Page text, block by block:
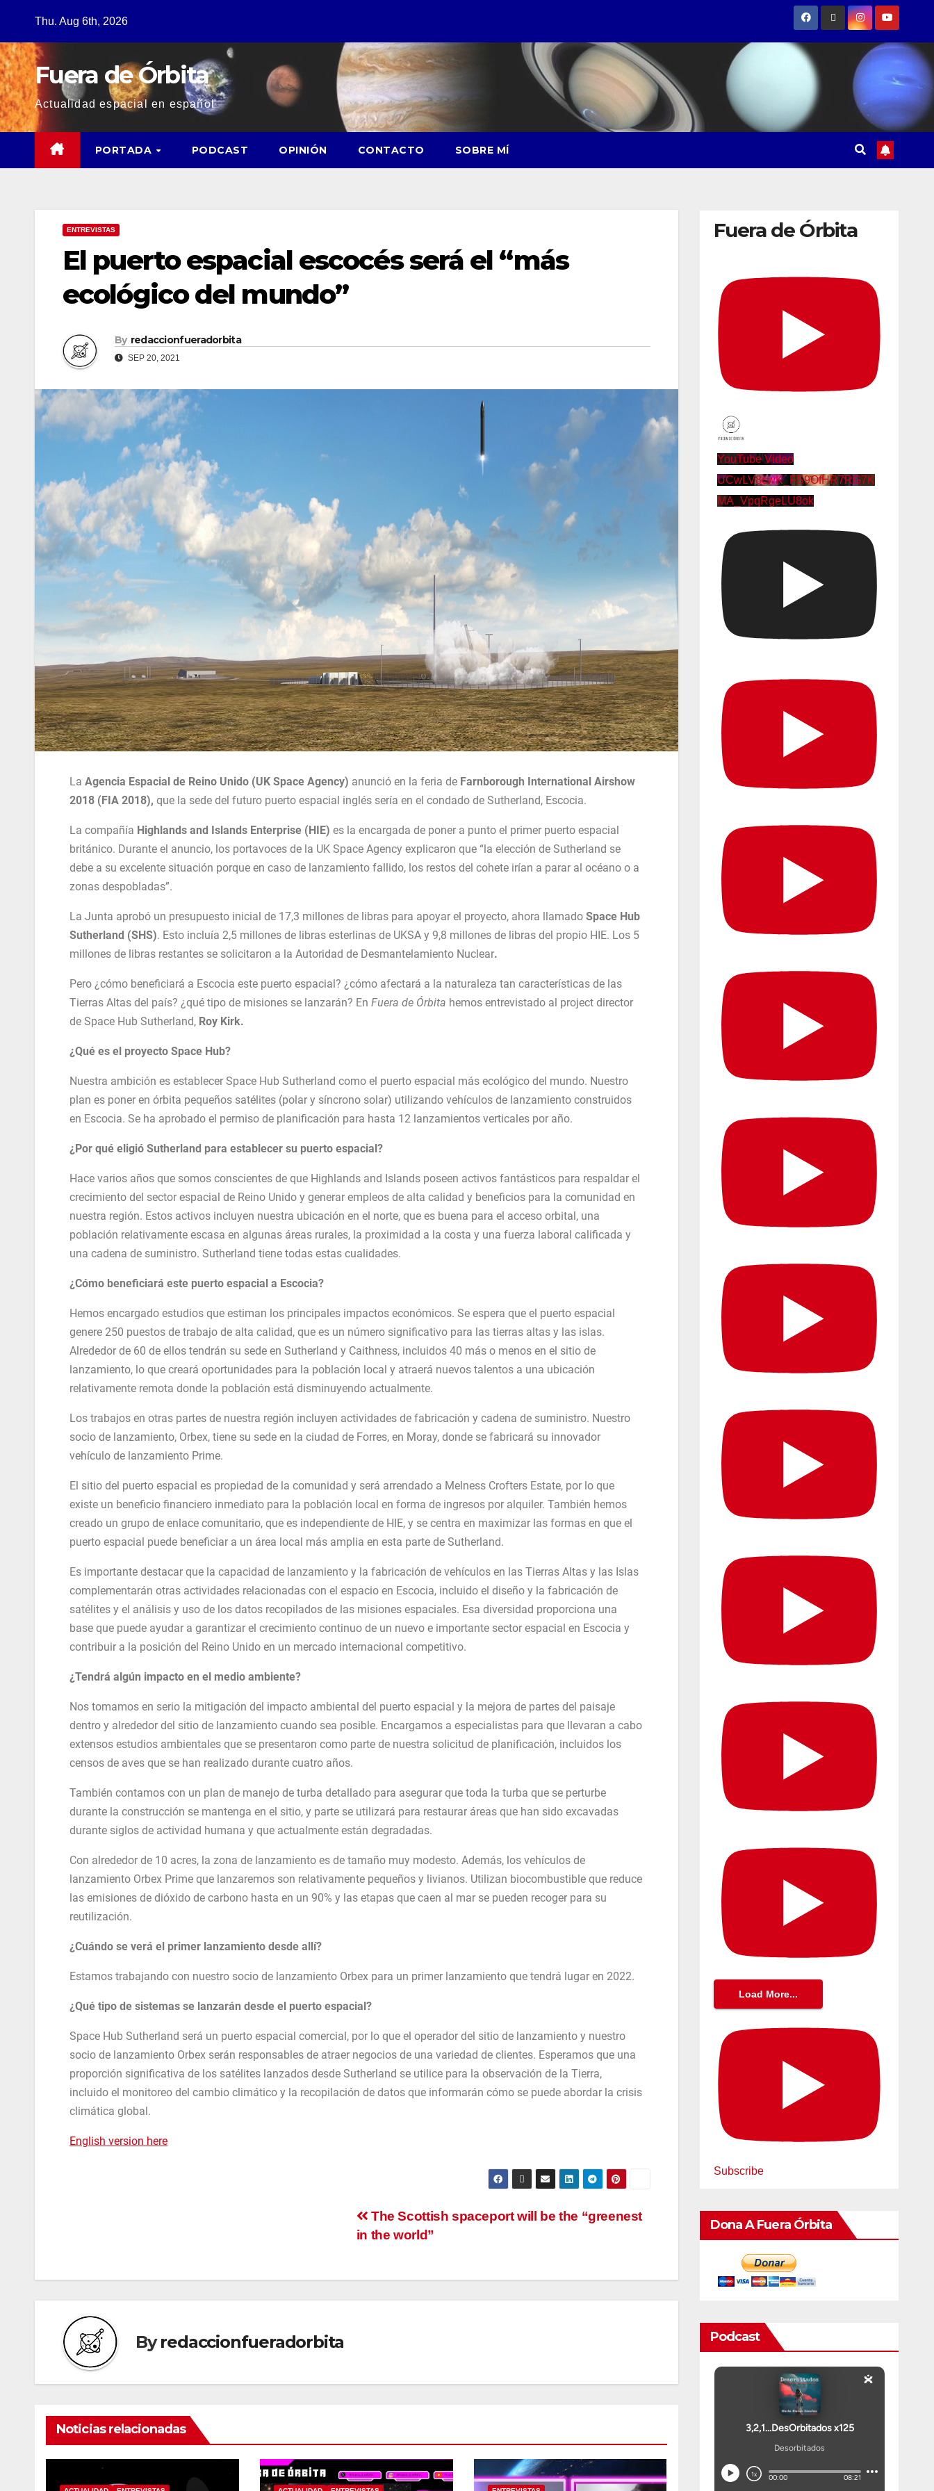
Thu. Aug 6th, 2026
Fuera de Órbita
Actualidad espacial en español
PORTADA PODCAST OPINIÓN CONTACTO SOBRE MÍ
ENTREVISTAS
El puerto espacial escocés será el “más
ecológico del mundo”
By redaccionfueradorbita
SEP 20, 2021
La Agencia Espacial de Reino Unido (UK Space Agency) anunció en la feria de Farnborough International Airshow
2018 (FIA 2018), que la sede del futuro puerto espacial inglés sería en el condado de Sutherland, Escocia.
La compañía Highlands and Islands Enterprise (HIE) es la encargada de poner a punto el primer puerto espacial
británico. Durante el anuncio, los portavoces de la UK Space Agency explicaron que “la elección de Sutherland se
debe a su excelente situación porque en caso de lanzamiento fallido, los restos del cohete irían a parar al océano o a
zonas despobladas”.
La Junta aprobó un presupuesto inicial de 17,3 millones de libras para apoyar el proyecto, ahora llamado Space Hub
Sutherland (SHS). Esto incluía 2,5 millones de libras esterlinas de UKSA y 9,8 millones de libras del propio HIE. Los 5
millones de libras restantes se solicitaron a la Autoridad de Desmantelamiento Nuclear.
Pero ¿cómo beneficiará a Escocia este puerto espacial? ¿cómo afectará a la naturaleza tan características de las
Tierras Altas del país? ¿qué tipo de misiones se lanzarán? En Fuera de Órbita hemos entrevistado al project director
de Space Hub Sutherland, Roy Kirk.
¿Qué es el proyecto Space Hub?
Nuestra ambición es establecer Space Hub Sutherland como el puerto espacial más ecológico del mundo. Nuestro
plan es poner en órbita pequeños satélites (polar y síncrono solar) utilizando vehículos de lanzamiento construidos
en Escocia. Se ha aprobado el permiso de planificación para hasta 12 lanzamientos verticales por año.
¿Por qué eligió Sutherland para establecer su puerto espacial?
Hace varios años que somos conscientes de que Highlands and Islands poseen activos fantásticos para respaldar el
crecimiento del sector espacial de Reino Unido y generar empleos de alta calidad y beneficios para la comunidad en
nuestra región. Estos activos incluyen nuestra ubicación en el norte, que es buena para el acceso orbital, una
población relativamente escasa en algunas áreas rurales, la proximidad a la costa y una fuerza laboral calificada y
una cadena de suministro. Sutherland tiene todas estas cualidades.
¿Cómo beneficiará este puerto espacial a Escocia?
Hemos encargado estudios que estiman los principales impactos económicos. Se espera que el puerto espacial
genere 250 puestos de trabajo de alta calidad, que es un número significativo para las tierras altas y las islas.
Alrededor de 60 de ellos tendrán su sede en Sutherland y Caithness, incluidos 40 más o menos en el sitio de
lanzamiento, lo que creará oportunidades para la población local y atraerá nuevos talentos a una ubicación
relativamente remota donde la población está disminuyendo actualmente.
Los trabajos en otras partes de nuestra región incluyen actividades de fabricación y cadena de suministro. Nuestro
socio de lanzamiento, Orbex, tiene su sede en la ciudad de Forres, en Moray, donde se fabricará su innovador
vehículo de lanzamiento Prime.
El sitio del puerto espacial es propiedad de la comunidad y será arrendado a Melness Crofters Estate, por lo que
existe un beneficio financiero inmediato para la población local en forma de ingresos por alquiler. También hemos
creado un grupo de enlace comunitario, que es independiente de HIE, y se centra en maximizar las formas en que el
puerto espacial puede beneficiar a un área local más amplia en esta parte de Sutherland.
Es importante destacar que la capacidad de lanzamiento y la fabricación de vehículos en las Tierras Altas y las Islas
complementarán otras actividades relacionadas con el espacio en Escocia, incluido el diseño y la fabricación de
satélites y el análisis y uso de los datos recopilados de las misiones espaciales. Esa diversidad proporciona una
base que puede ayudar a garantizar el crecimiento continuo de un nuevo e importante sector espacial en Escocia y
contribuir a la posición del Reino Unido en un mercado internacional competitivo.
¿Tendrá algún impacto en el medio ambiente?
Nos tomamos en serio la mitigación del impacto ambiental del puerto espacial y la mejora de partes del paisaje
dentro y alrededor del sitio de lanzamiento cuando sea posible. Encargamos a especialistas para que llevaran a cabo
extensos estudios ambientales que se presentaron como parte de nuestra solicitud de planificación, incluidos los
censos de aves que se han realizado durante cuatro años.
También contamos con un plan de manejo de turba detallado para asegurar que toda la turba que se perturbe
durante la construcción se mantenga en el sitio, y parte se utilizará para restaurar áreas que han sido excavadas
durante siglos de actividad humana y que actualmente están degradadas.
Con alrededor de 10 acres, la zona de lanzamiento es de tamaño muy modesto. Además, los vehículos de
lanzamiento Orbex Prime que lanzaremos son relativamente pequeños y livianos. Utilizan biocombustible que reduce
las emisiones de dióxido de carbono hasta en un 90% y las etapas que caen al mar se pueden recoger para su
reutilización.
¿Cuándo se verá el primer lanzamiento desde allí?
Estamos trabajando con nuestro socio de lanzamiento Orbex para un primer lanzamiento que tendrá lugar en 2022.
¿Qué tipo de sistemas se lanzarán desde el puerto espacial?
Space Hub Sutherland será un puerto espacial comercial, por lo que el operador del sitio de lanzamiento y nuestro
socio de lanzamiento Orbex serán responsables de atraer negocios de una variedad de clientes. Esperamos que una
proporción significativa de los satélites lanzados desde Sutherland se utilice para la observación de la Tierra,
incluido el monitoreo del cambio climático y la recopilación de datos que informarán cómo se puede abordar la crisis
climática global.
English version here
The Scottish spaceport will be the “greenest
in the world”
Byredaccionfueradorbita
Noticias relacionadas
Fuera de Órbita
YouTube Video
UCwLV8cwK_FS9OfHR7RG7K
MA_VpqRgeLU8ok
Load More...
Subscribe
Dona A Fuera Órbita
Podcast